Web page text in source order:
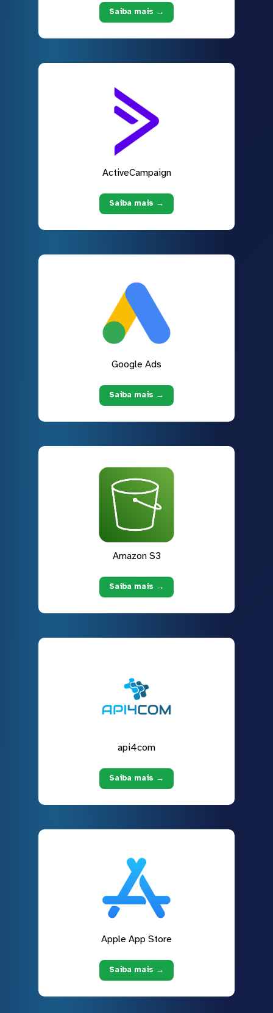
Saiba mais →
ActiveCampaign
Saiba mais →
Google Ads
Saiba mais →
Amazon S3
Saiba mais →
api4com
Saiba mais →
Apple App Store
Saiba mais →